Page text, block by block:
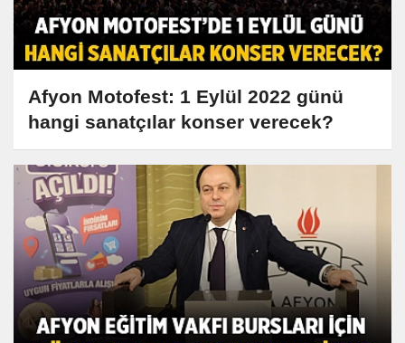
Afyon Motofest: 1 Eylül 2022 günü
hangi sanatçılar konser verecek?